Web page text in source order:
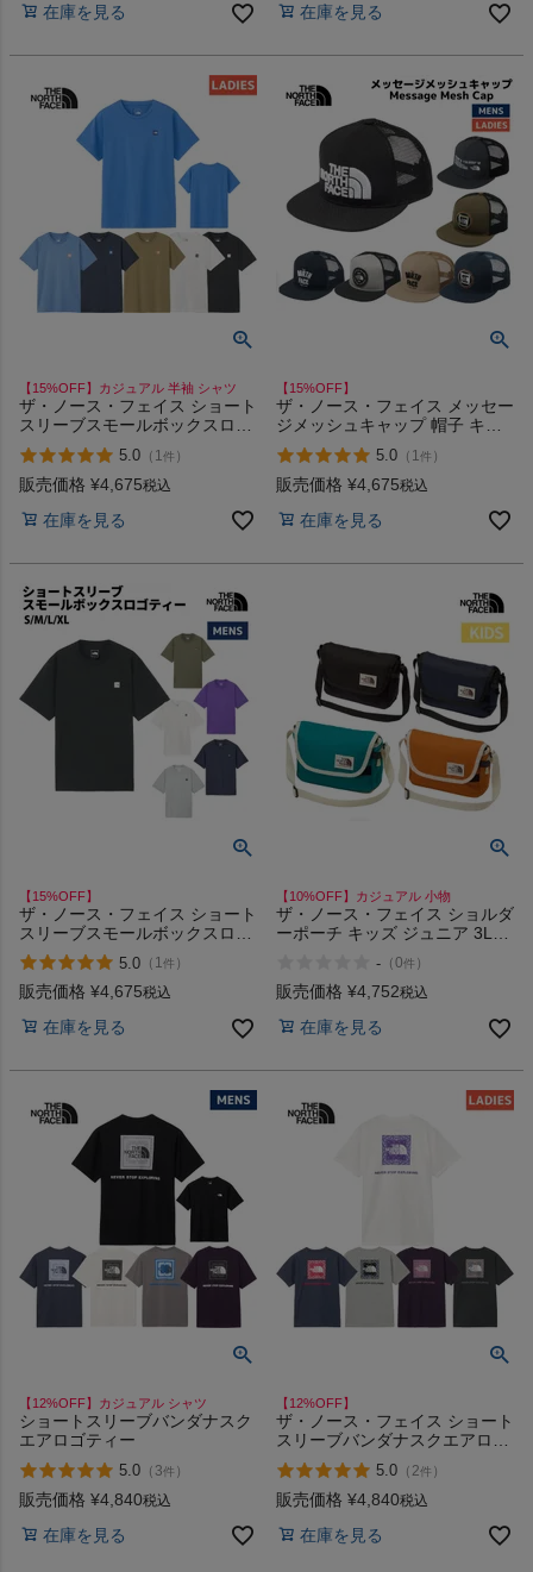
在庫を見る 在庫を見る
【15%OFF】カジュアル 半袖 シャツ
ザ・ノース・フェイス ショート
スリーブスモールボックスロゴ
ティー The North Face Short-
sleeve small box logo tee
5.0 （ 1件 ）
販売価格 ¥4,675税込
在庫を見る
【15%OFF】
ザ・ノース・フェイス メッセー
ジメッシュキャップ 帽子 キャ
ップ 通気性 カジュアル THE
NORTH FACE Message Mesh
Cap
5.0 （ 1件 ）
販売価格 ¥4,675税込
在庫を見る
【15%OFF】
ザ・ノース・フェイス ショート
スリーブスモールボックスロゴ
ティー カジュアル アウトドア
半袖 Tシャツ THE NORTH
FACE K NT TP W UN Z
5.0 （ 1件 ）
販売価格 ¥4,675税込
在庫を見る
【10%OFF】カジュアル 小物
ザ・ノース・フェイス ショルダ
ーポーチ キッズ ジュニア 3L
- （0件 ）
販売価格 ¥4,752税込
在庫を見る
【12%OFF】カジュアル シャツ
ショートスリーブバンダナスク
エアロゴティー
5.0 （ 3件 ）
販売価格 ¥4,840税込
在庫を見る
【12%OFF】
ザ・ノース・フェイス ショート
スリーブバンダナスクエアロゴ
ティー The North Face Short-
sleeve bandana square logo
tee
5.0 （ 2件 ）
販売価格 ¥4,840税込
在庫を見る